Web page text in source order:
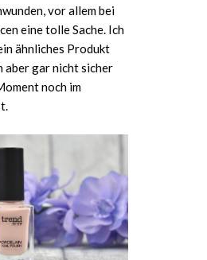
vor allem bei
eine tolle Sache. Ich
ähnliches Produkt
aber gar nicht sicher
noch im